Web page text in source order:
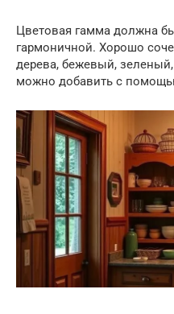
Цветовая гамма должна
гармоничной. Хорошо
дерева, бежевый,
можно добавить с